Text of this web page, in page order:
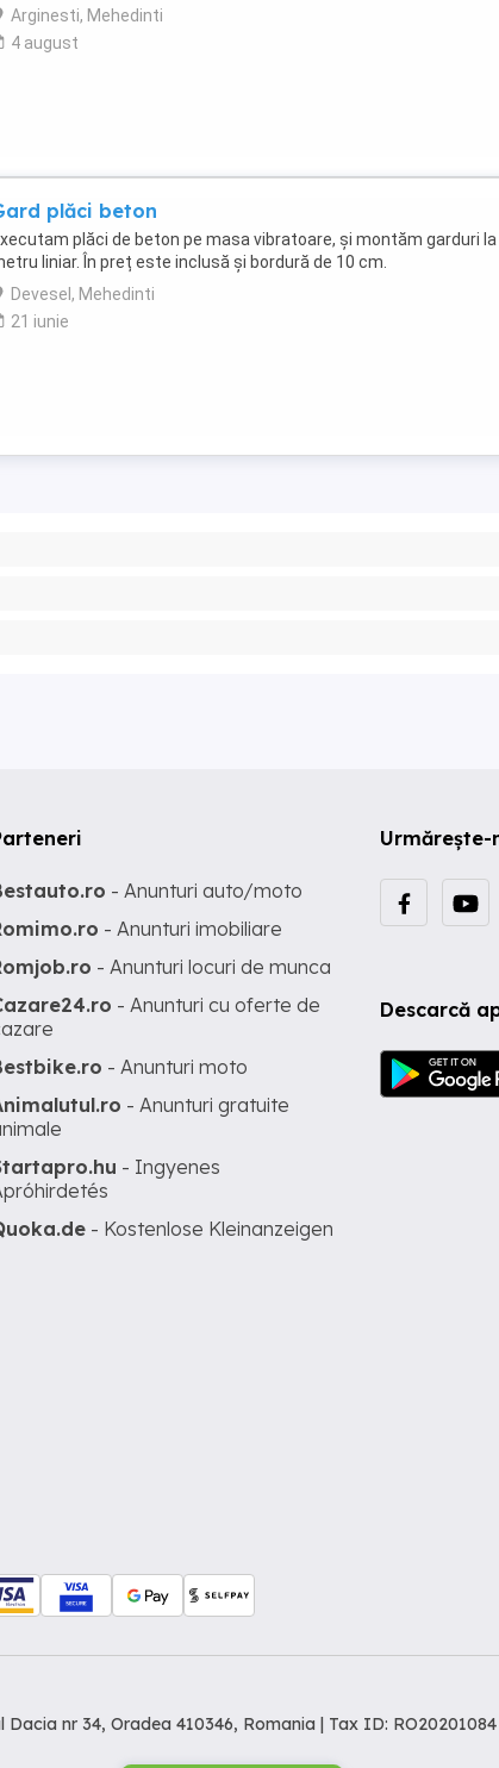
Arginesti, Mehedinti
4 august
plăci beton
plăci de beton pe masa vibratoare, și montăm garduri la
liniar. În preț este inclusă și bordură de 10 cm.
Devesel, Mehedinti
21 iunie
Urmărește-
Descarcă
- Anunturi auto/moto
- Anunturi imobiliare
- Anunturi locuri de munca
- Anunturi cu oferte de
- Anunturi moto
- Anunturi gratuite
- Ingyenes
- Kostenlose Kleinanzeigen
Dacia nr 34, Oradea 410346, Romania | Tax ID: